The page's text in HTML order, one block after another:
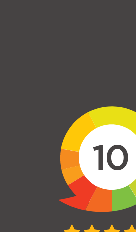
10